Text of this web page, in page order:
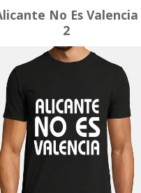
No Es Valencia
2